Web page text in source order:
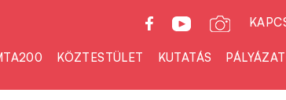
KÖZTESTÜLET KUTATÁS